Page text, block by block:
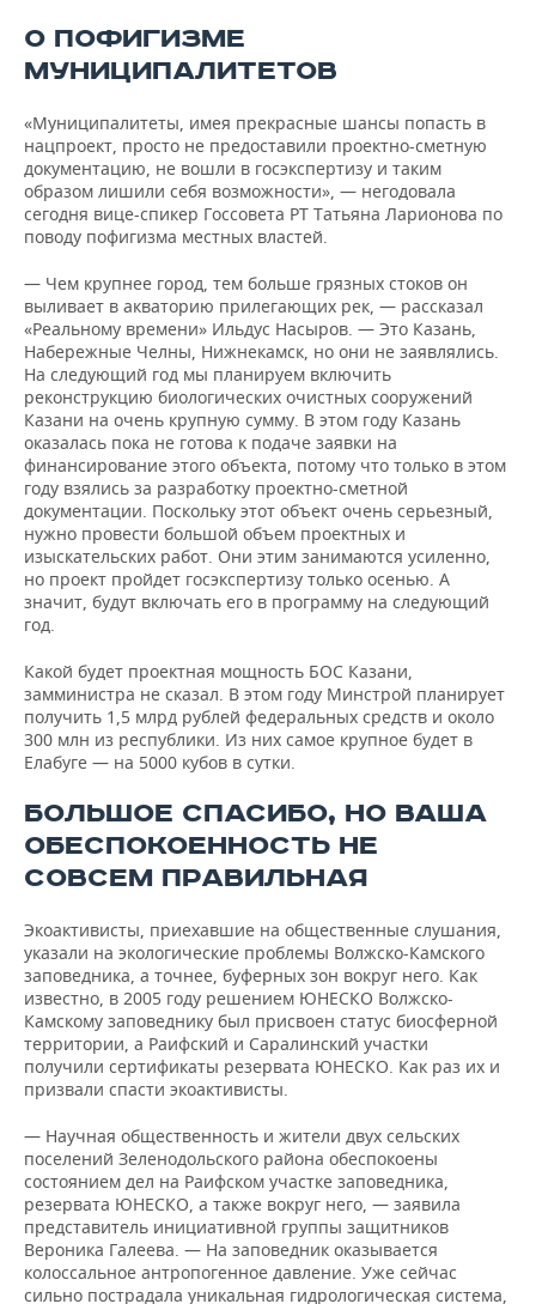
О ПОФИГИЗМЕ
МУНИЦИПАЛИТЕТОВ
«Муниципалитеты, имея прекрасные шансы попасть в
нацпроект, просто не предоставили проектно-сметную
документацию, не вошли в госэкспертизу и таким
образом лишили себя возможности», — негодовала
сегодня вице-спикер Госсовета РТ Татьяна Ларионова по
поводу пофигизма местных властей.
— Чем крупнее город, тем больше грязных стоков он
выливает в акваторию прилегающих рек, — рассказал
«Реальному времени» Ильдус Насыров. — Это Казань,
Набережные Челны, Нижнекамск, но они не заявлялись.
На следующий год мы планируем включить
реконструкцию биологических очистных сооружений
Казани на очень крупную сумму. В этом году Казань
оказалась пока не готова к подаче заявки на
финансирование этого объекта, потому что только в этом
году взялись за разработку проектно-сметной
документации. Поскольку этот объект очень серьезный,
нужно провести большой объем проектных и
изыскательских работ. Они этим занимаются усиленно,
но проект пройдет госэкспертизу только осенью. А
значит, будут включать его в программу на следующий
год.
Какой будет проектная мощность БОС Казани,
замминистра не сказал. В этом году Минстрой планирует
получить 1,5 млрд рублей федеральных средств и около
300 млн из республики. Из них самое крупное будет в
Елабуге — на 5000 кубов в сутки.
БОЛЬШОЕ СПАСИБО, НО ВАША
ОБЕСПОКОЕННОСТЬ НЕ
СОВСЕМ ПРАВИЛЬНАЯ
Экоактивисты, приехавшие на общественные слушания,
указали на экологические проблемы Волжско-Камского
заповедника, а точнее, буферных зон вокруг него. Как
известно, в 2005 году решением ЮНЕСКО Волжско-
Камскому заповеднику был присвоен статус биосферной
территории, а Раифский и Саралинский участки
получили сертификаты резервата ЮНЕСКО. Как раз их и
призвали спасти экоактивисты.
— Научная общественность и жители двух сельских
поселений Зеленодольского района обеспокоены
состоянием дел на Раифском участке заповедника,
резервата ЮНЕСКО, а также вокруг него, — заявила
представитель инициативной группы защитников
Вероника Галеева. — На заповедник оказывается
колоссальное антропогенное давление. Уже сейчас
сильно пострадала уникальная гидрологическая система,